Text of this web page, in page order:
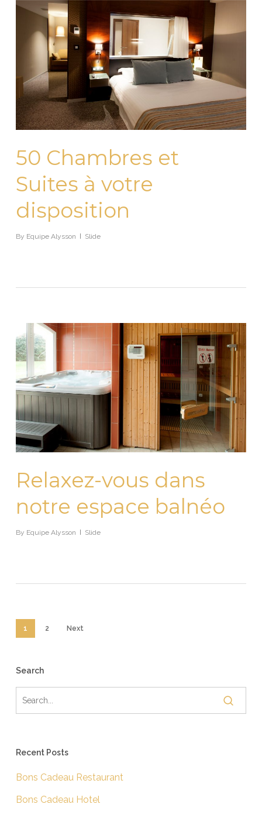
50 Chambres et
Suites à votre
disposition
By Equipe Alysson Slide
Relaxez-vous dans
notre espace balnéo
By Equipe Alysson Slide
1 2 Next
Search
Recent Posts
Bons Cadeau Restaurant
Bons Cadeau Hotel